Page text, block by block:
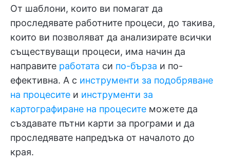
От шаблони, които ви помагат да
проследявате работните процеси, до такива,
които ви позволяват да анализирате всички
съществуващи процеси, има начин да
направите работата си по-бърза и по-
ефективна. А с инструменти за подобряване
на процесите и инструменти за
картографиране на процесите можете да
създавате пътни карти за програми и да
проследявате напредъка от началото до
края.